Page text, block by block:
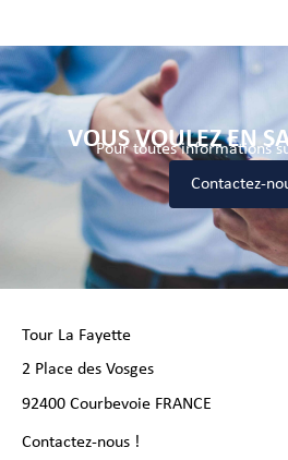
VOUS VOULEZ EN
Pour toutes informations
Contactez-
Tour La Fayette
2 Place des Vosges
92400 Courbevoie FRANCE
Contactez-nous !